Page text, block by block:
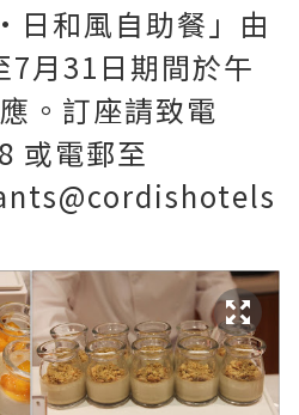
和風自助餐」由
月31日期間於午
。訂座請致電
或電郵至